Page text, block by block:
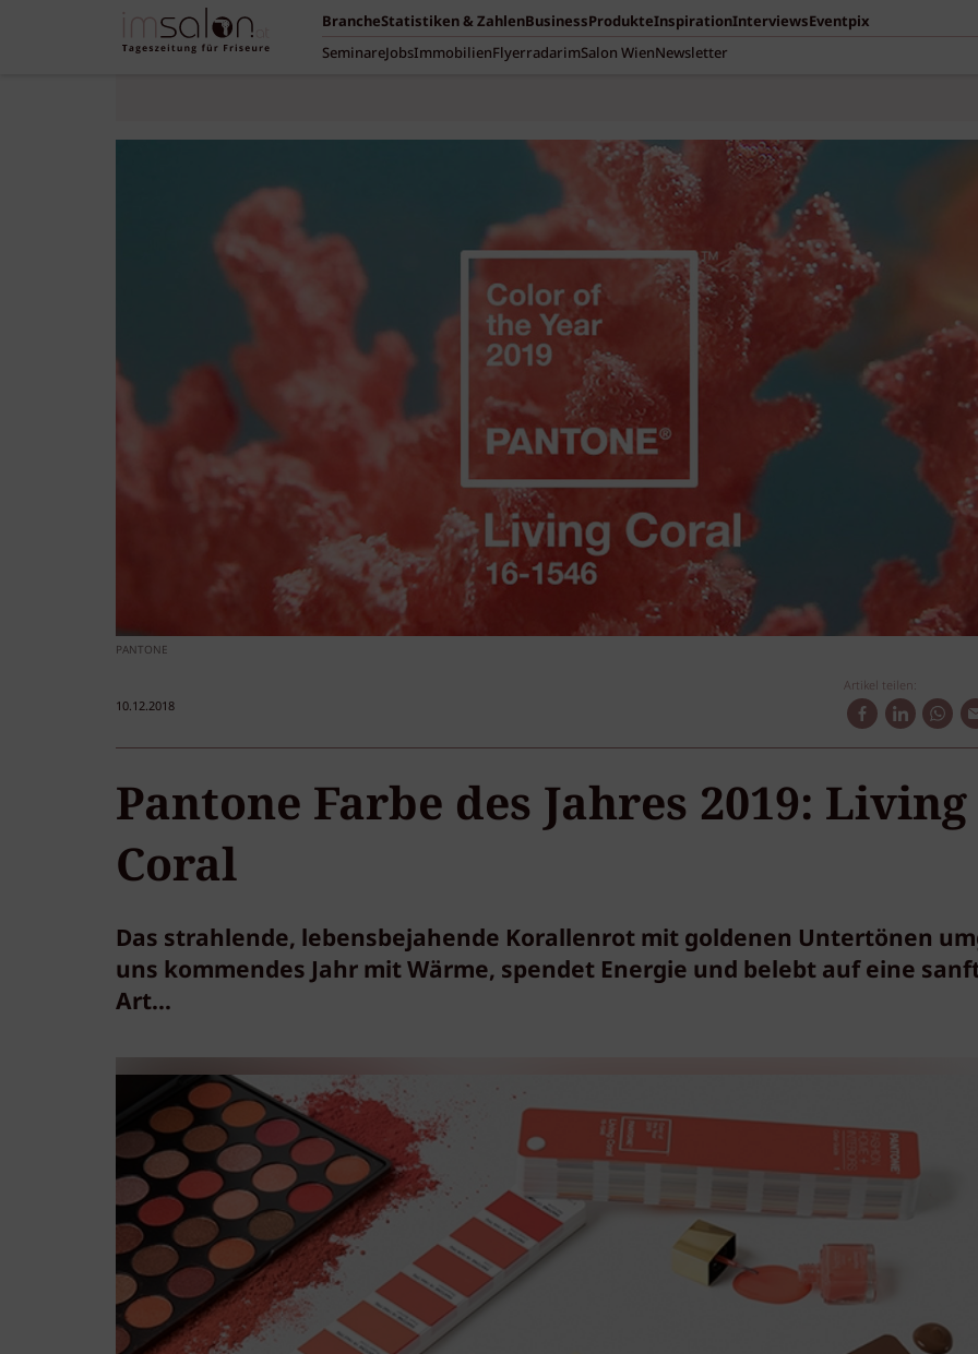
BrancheStatistiken & ZahlenBusinessProdukteInspirationInterviewsEventpix
SeminareJobsImmobilienFlyerradarimSalon WienNewsletter
PANTONE
10.12.2018
Artikel teilen:
Pantone Farbe des Jahres 2019: Living
Coral
Das strahlende, lebensbejahende Korallenrot mit goldenen Untertönen
uns kommendes Jahr mit Wärme, spendet Energie und belebt auf eine
Art...